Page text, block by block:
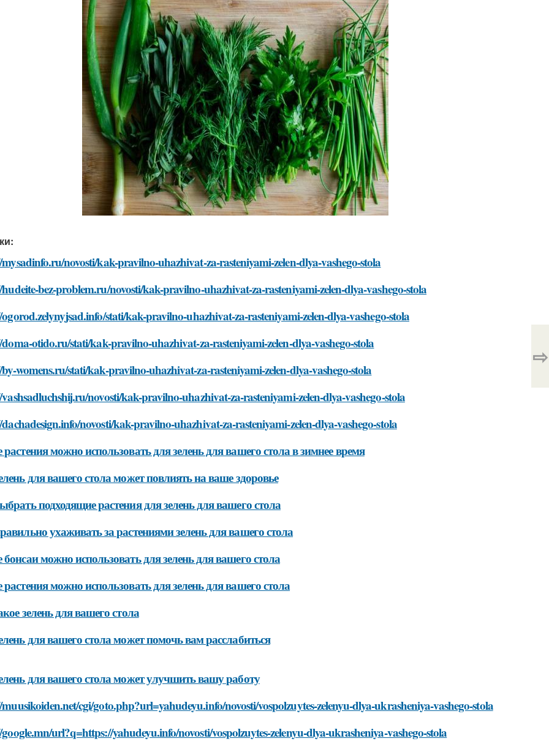
novosti/kak-pravilno-uhazhivat-za-rasteniyami-zelen-dlya-vashego-stola
bez-problem.ru/novosti/kak-pravilno-uhazhivat-za-rasteniyami-zelen-dlya-vashego-stola
stati/kak-pravilno-uhazhivat-za-rasteniyami-zelen-dlya-vashego-stola
otido.ru/stati/kak-pravilno-uhazhivat-za-rasteniyami-zelen-dlya-vashego-stola
womens.ru/stati/kak-pravilno-uhazhivat-za-rasteniyami-zelen-dlya-vashego-stola
novosti/kak-pravilno-uhazhivat-za-rasteniyami-zelen-dlya-vashego-stola
novosti/kak-pravilno-uhazhivat-za-rasteniyami-zelen-dlya-vashego-stola
можно использовать для зелень для вашего стола в зимнее время
для вашего стола может повлиять на ваше здоровье
подходящие растения для зелень для вашего стола
ухаживать за растениями зелень для вашего стола
можно использовать для зелень для вашего стола
можно использовать для зелень для вашего стола
зелень для вашего стола
для вашего стола может помочь вам расслабиться
для вашего стола может улучшить вашу работу
cgi/goto.php?url=yahudeyu.info/novosti/vospolzuytes-zelenyu-dlya-ukrasheniya-vashego-stola
url?q=https://yahudeyu.info/novosti/vospolzuytes-zelenyu-dlya-ukrasheniya-vashego-stola
⇨